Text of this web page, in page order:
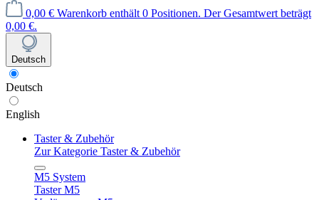
0,00 € Warenkorb enthält 0 Positionen. Der Gesamtwert beträgt
0,00 €.
Deutsch
Deutsch
English
Taster & Zubehör
Zur Kategorie Taster & Zubehör
M5 System
Taster M5